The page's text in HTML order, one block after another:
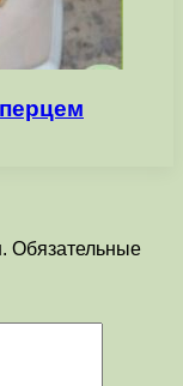
Обязательные